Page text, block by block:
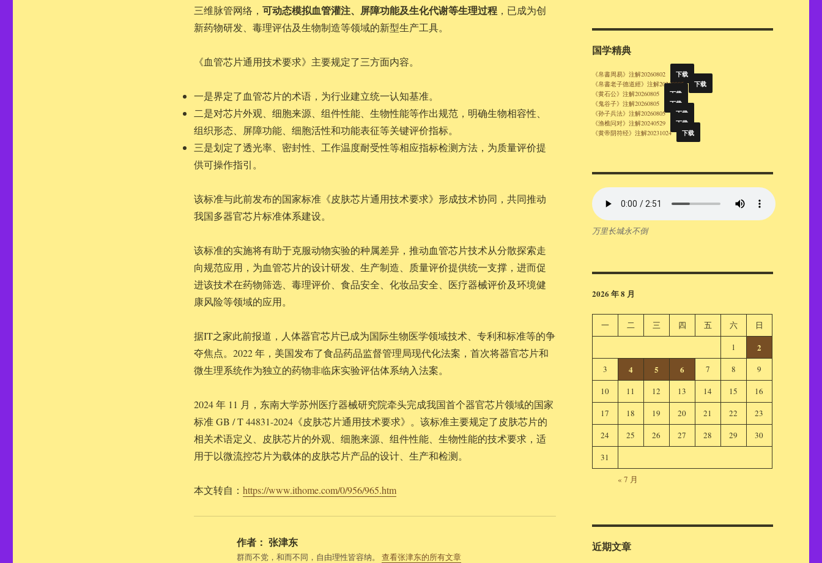
三维脉管网络， 可动态模拟血管灌注、屏障功能及生化代谢等生理过程，已成为创
新药物研发、毒理评估及生物制造等领域的新型生产工具。
《血管芯片通用技术要求》主要规定了三方面内容。
一是界定了血管芯片的术语，为行业建立统一认知基准。
二是对芯片外观、细胞来源、组件性能、生物性能等作出规范，明确生物相容性、
组织形态、屏障功能、细胞活性和功能表征等关键评价指标。
三是划定了透光率、密封性、工作温度耐受性等相应指标检测方法，为质量评价提
供可操作指引。
该标准与此前发布的国家标准《皮肤芯片通用技术要求》形成技术协同，共同推动
我国多器官芯片标准体系建设。
该标准的实施将有助于克服动物实验的种属差异，推动血管芯片技术从分散探索走
向规范应用，为血管芯片的设计研发、生产制造、质量评价提供统一支撑，进而促
进该技术在药物筛选、毒理评价、食品安全、化妆品安全、医疗器械评价及环境健
康风险等领域的应用。
据IT之家此前报道，人体器官芯片已成为国际生物医学领域技术、专利和标准等的争
夺焦点。2022 年，美国发布了食品药品监督管理局现代化法案，首次将器官芯片和
微生理系统作为独立的药物非临床实验评估体系纳入法案。
2024 年 11 月，东南大学苏州医疗器械研究院牵头完成我国首个器官芯片领域的国家
标准 GB / T 44831-2024《皮肤芯片通用技术要求》。该标准主要规定了皮肤芯片的
相关术语定义、皮肤芯片的外观、细胞来源、组件性能、生物性能的技术要求，适
用于以微流控芯片为载体的皮肤芯片产品的设计、生产和检测。
本文转自： https://www.ithome.com/0/956/965.htm
作者： 张津东
群而不党，和而不同，自由理性皆容纳。 查看张津东的所有文章
国学精典
《帛書周易》注解20260802 下载
《帛書老子德道經》注解20260805 下载
《黄石公》注解20260805 下载
《鬼谷子》注解20260805 下载
《孙子兵法》注解20260805 下载
《渔樵问对》注解20240529 下载
《黄帝阴符经》注解20231024 下载
万里长城永不倒
2026 年 8 月
一 二 三 四 五 六
日
1
2
3 4 5 6 7 8
9
10
11 12 13 14 15
16
17
18 19 20 21 22
23
24
25 26 27 28 29
30
31
« 7 月
近期文章